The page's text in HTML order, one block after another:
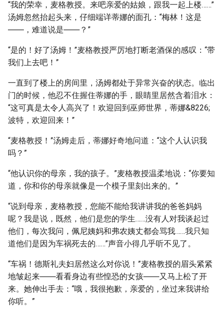
“我的荣幸，麦格教授。来吧亲爱的姑娘，跟我一起上楼……”
汤姆忽然抬起头来，仔细端详蒂娜的面孔：“梅林！这是
――，难道说是――？”
“是的！好了汤姆！”麦格教授严厉地打断老酒保的感叹：“带
我们上去吧！”
一直到了楼上的房间里，汤姆都处于异常兴奋的状态。临出
门的时候，他忍不住握住蒂娜的手，眼睛里居然含着泪水：
“这可真是太令人高兴了！欢迎回到巫师世界，蒂娜&8226;
波特，欢迎回来！”
“麦格教授！”汤姆走后，蒂娜好奇地问道：“这个人认识我
吗？”
“他认识你的母亲，我的孩子。”麦格教授温柔地说：“你要知
道，你和你的母亲就像是一个模子里刻出来的。”
“说到母亲，麦格教授，您能不能给我讲讲我的爸爸妈妈
呢？我是说，既然，他们是您的学生……没有人对我谈起过
他们，每次我问，佩尼姨妈和弗农姨丈都会骂我……我只知
道他们是因为车祸死去的……”声音小得几乎听不见了。
“车祸！德斯礼夫妇居然这么对你说！”麦格教授的眉头紧紧
地皱起来――看看身边有些惶恐的女孩――又马上松了开
来。她伸出手去：“哦，我很抱歉，亲爱的，坐过来我讲给
你听。”